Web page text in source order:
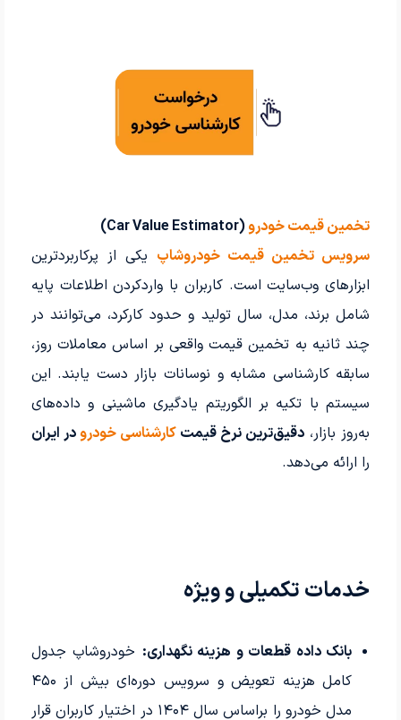
تخمین قیمت خودرو(Car Value Estimator)
سرویس تخمین قیمت خودروشاپ یکی از پرکاربردترین
ابزارهای وب‌سایت است. کاربران با واردکردن اطلاعات پایه
شامل برند، مدل، سال تولید و حدود کارکرد، می‌توانند در
چند ثانیه به تخمین قیمت واقعی بر اساس معاملات روز،
سابقه کارشناسی مشابه و نوسانات بازار دست یابند. این
سیستم با تکیه بر الگوریتم یادگیری ماشینی و داده‌های
به‌روز بازار، دقیق‌ترین نرخ قیمتکارشناسی خودرو در ایران
را ارائه می‌دهد.
خدمات تکمیلی و ویژه
بانک داده قطعات و هزینه نگهداری: خودروشاپ جدول
کامل هزینه تعویض و سرویس دوره‌ای بیش از ۴۵۰
مدل خودرو را براساس سال ۱۴۰۴ در اختیار کاربران قرار